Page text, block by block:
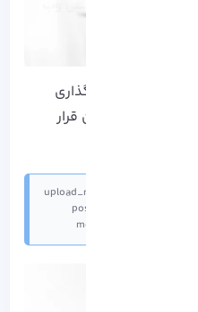
بعد از اینکه فایل ایجاد شد، از گزینه Edit برای بارگذاری
زیر را در آن قرار
memory_limit = 15M